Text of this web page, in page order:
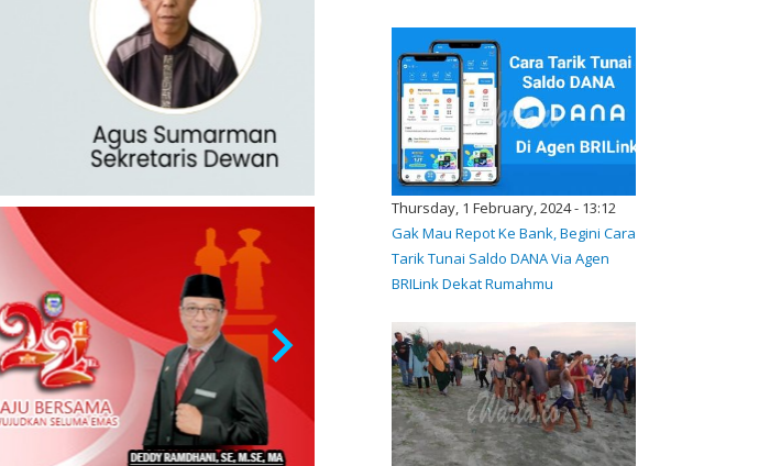
Thursday, 1 February, 2024 - 13:12
Gak Mau Repot Ke Bank, Begini Cara
Tarik Tunai Saldo DANA Via Agen
BRILink Dekat Rumahmu